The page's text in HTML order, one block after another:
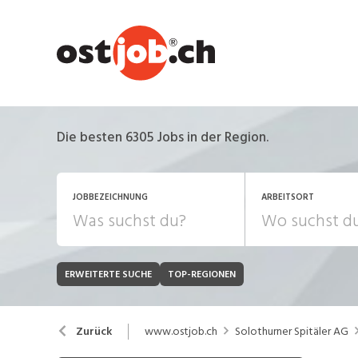
Die besten 6305 Jobs in der Region.
JOBBEZEICHNUNG ARBEITSORT
JOB-TYP
Festanstellung
Bank, Versicherung
Chemie, Pharma, Biotechnologie
ERWEITERTE SUCHE TOP-REGIONEN
Zurück www.ostjob.ch Solothurner Spitäler AG